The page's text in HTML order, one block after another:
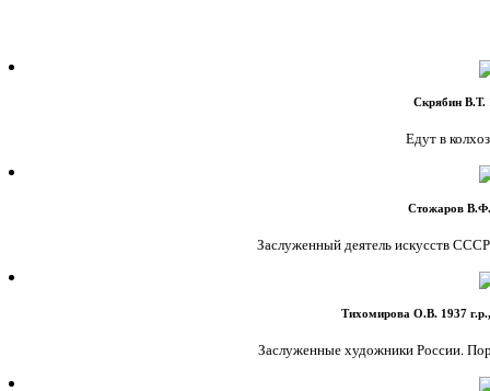
Скрябин В.Т.
Едут в
Стожаров В.Ф.
Заслуженный деятель искусств
Тихомирова О.В. 1937
Заслуженные художники России.